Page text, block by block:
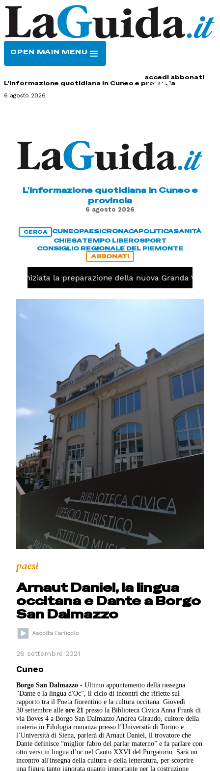
OPEN MAIN MENU
accedi abbonati
L'informazione quotidiana in Cuneo e provincia
6 agosto 2026
L'informazione quotidiana in Cuneo e
provincia
6 agosto 2026
CERCA CUNEOPAESICRONACAPOLITICASANITÀ
CHIESATEMPO LIBEROSPORT
CONSIGLIO REGIONALE DEL PIEMONTE
ABBONATI
iniziata la preparazione della nuova Granda Volley
paesi
Arnaut Daniel, la lingua
occitana e Dante a Borgo
San Dalmazzo
28 settembre 2021
Cuneo
Borgo San Dalmazzo - Ultimo appuntamento della rassegna
"Dante e la lingua d'Oc", il ciclo di incontri che riflette sul
rapporto tra il Poeta fiorentino e la cultura occitana. Giovedì
30 settembre alleore 21 presso la Biblioteca Civica Anna Frank di
via Boves 4 a Borgo San Dalmazzo Andrea Giraudo, cultore della
materia in Filologia romanza presso l’Università di Torino e
l’Università di Siena, parlerà di Arnaut Daniel, il trovatore che
Dante definisce “miglior fabro del parlar materno” e fa parlare con
otto versi in lingua d’oc nel Canto XXVI del Purgatorio. Sarà un
incontro all'insegna della cultura e della letteratura, per scoprire
una figura tanto ignorata quanto importante per la costruzione